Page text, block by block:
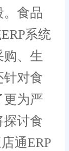
食品
系统
、生
针对食
更为严
探讨食
通ERP